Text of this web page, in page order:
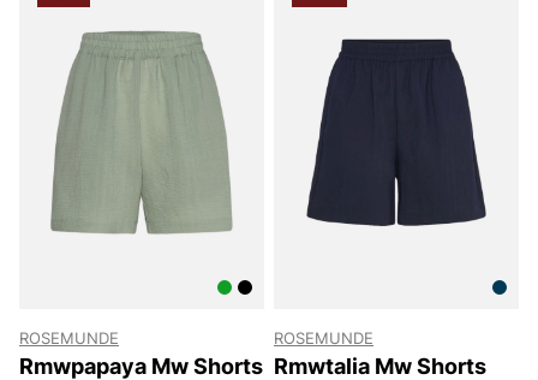
ROSEMUNDE
Rmwpapaya Mw Shorts
ROSEMUNDE
Rmwtalia Mw Shorts